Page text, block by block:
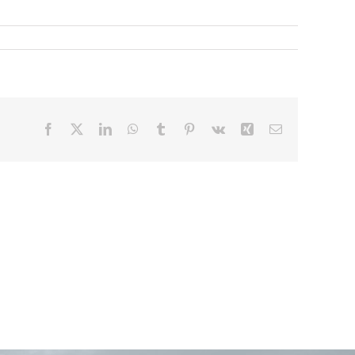
Facebook LinkedInWhatsApp
Tumblr Pinterest
Vk Xing E-